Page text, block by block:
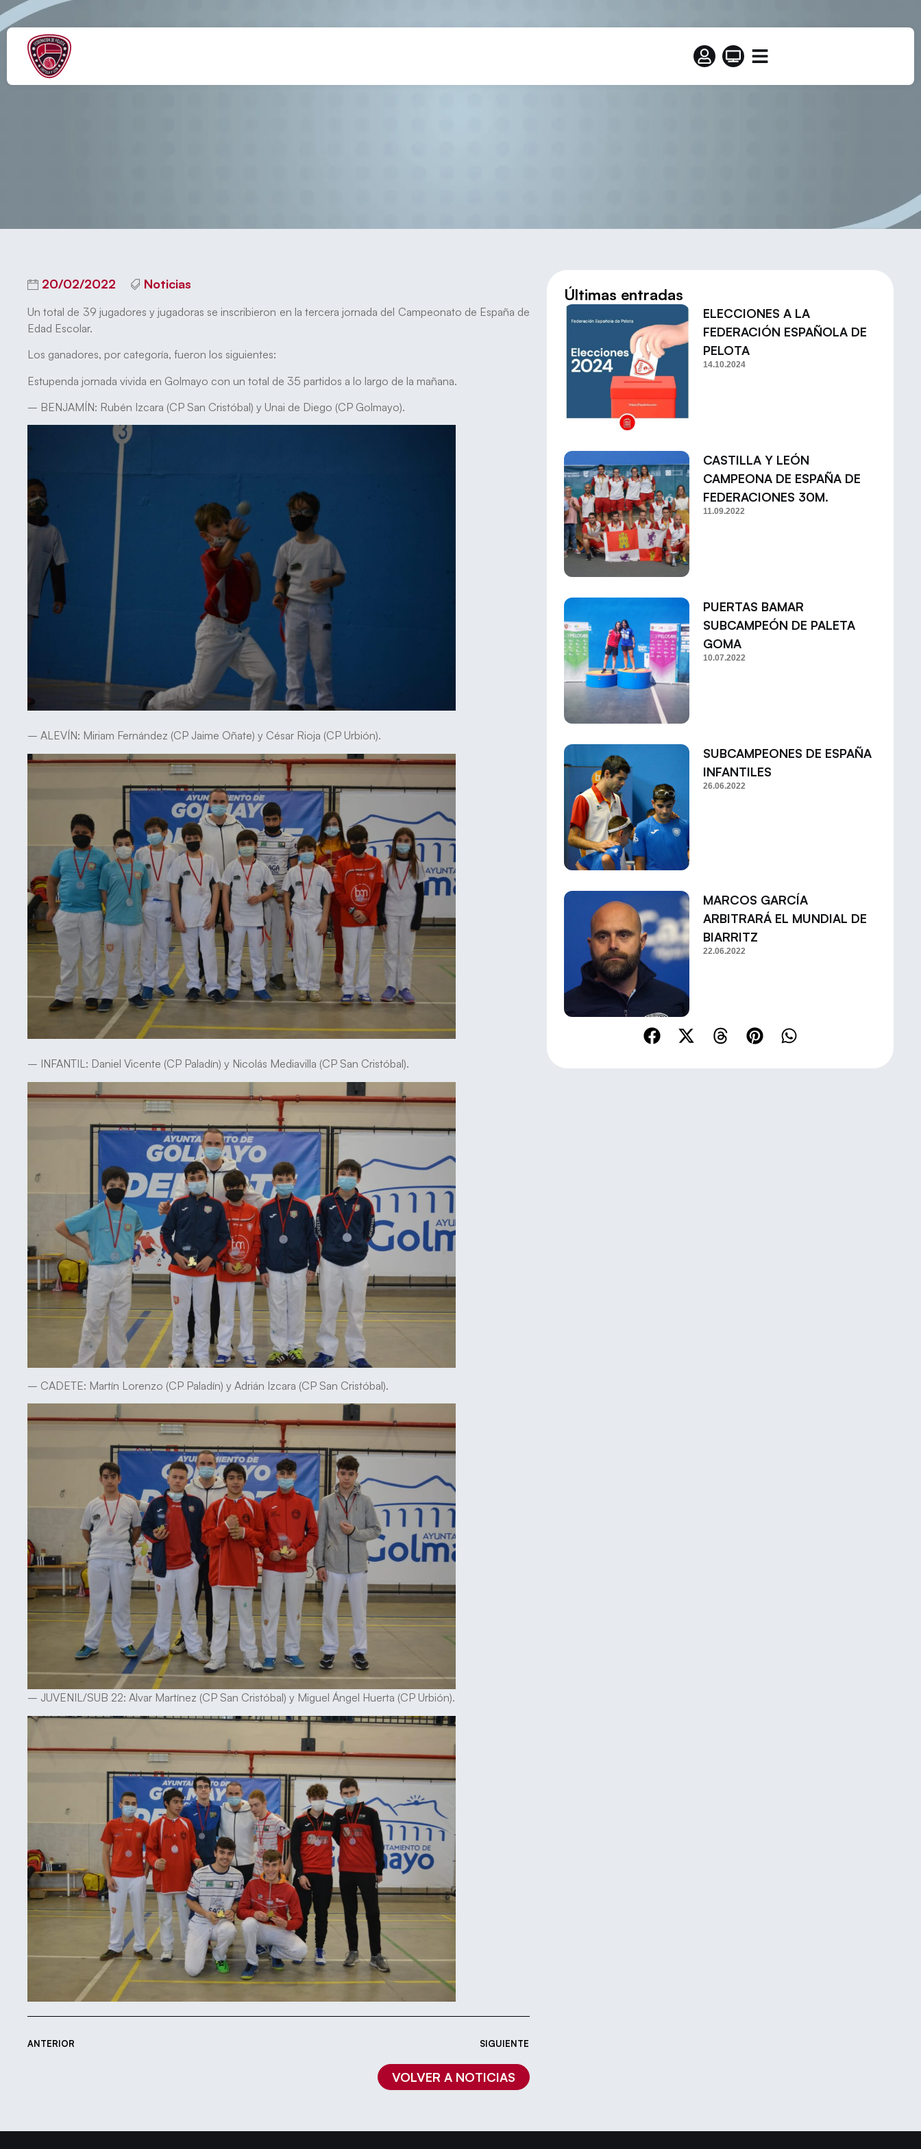
3ª JORNADA MANO EDAD ESCOLAR (Golmayo)
20/02/2022 Noticias
Un total de 39 jugadores y jugadoras se inscribieron en la tercera jornada del Campeonato de España de
Edad Escolar.
Los ganadores, por categoría, fueron los siguientes:
Estupenda jornada vivida en Golmayo con un total de 35 partidos a lo largo de la mañana.
– BENJAMÍN: Rubén Izcara (CP San Cristóbal) y Unai de Diego (CP Golmayo).
– ALEVÍN: Miriam Fernández (CP Jaime Oñate) y César Rioja (CP Urbión).
– INFANTIL: Daniel Vicente (CP Paladín) y Nicolás Mediavilla (CP San Cristóbal).
– CADETE: Martín Lorenzo (CP Paladín) y Adrián Izcara (CP San Cristóbal).
– JUVENIL/SUB 22: Alvar Martínez (CP San Cristóbal) y Miguel Ángel Huerta (CP Urbión).
ANTERIOR SIGUIENTE
VOLVER A NOTICIAS
Últimas entradas
ELECCIONES A LA
FEDERACIÓN ESPAÑOLA DE
PELOTA
14.10.2024
CASTILLA Y LEÓN
CAMPEONA DE ESPAÑA DE
FEDERACIONES 30M.
11.09.2022
PUERTAS BAMAR
SUBCAMPEÓN DE PALETA
GOMA
10.07.2022
SUBCAMPEONES DE ESPAÑA
INFANTILES
26.06.2022
MARCOS GARCÍA
ARBITRARÁ EL MUNDIAL DE
BIARRITZ
22.06.2022